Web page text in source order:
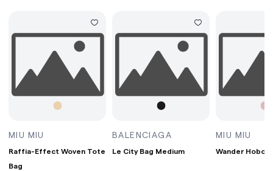
MINI BORDEAUX
MIU MIU RAFFIA-EFFECT WOVEN TOTE BAG WHITE/TAN/
Raffia-Effect Woven Tote
Bag
BALENCIAGA LE CITY BAG
Le City Bag Medium
MIU MIU
Wander Hobo